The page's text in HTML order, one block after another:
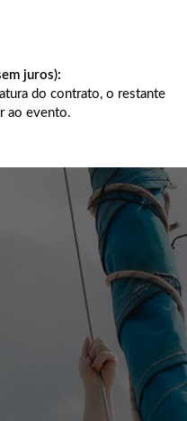
juros):
do contrato, o restante
ao evento.